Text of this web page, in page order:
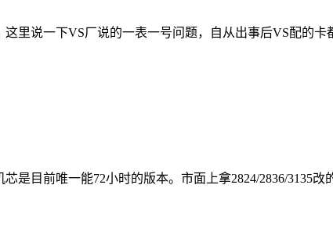
里说一下VS厂说的一表一号问题，自从出事后VS配的
目前唯一能72小时的版本。市面上拿2824/2836/3135